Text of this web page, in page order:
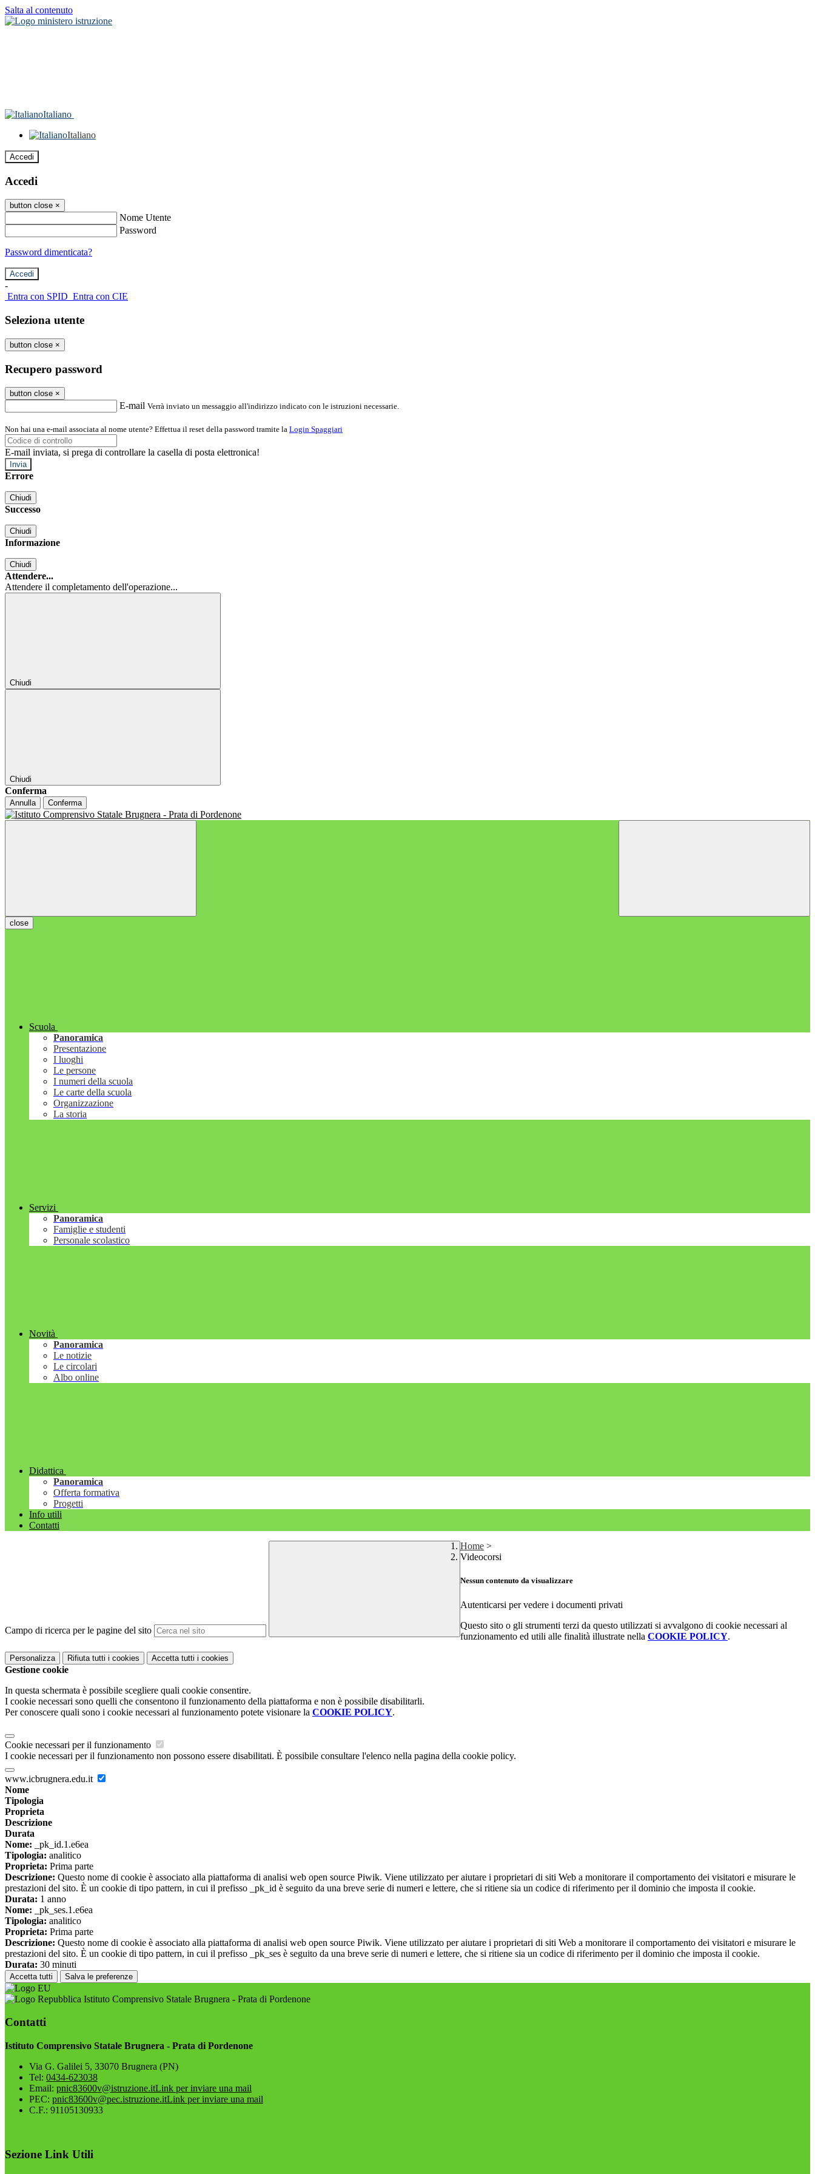
Salta al contenuto
Italiano
Italiano
Accedi
Accedi
button close ×
Nome Utente
Password
Password dimenticata?
-
Entra con SPID Entra con CIE
Seleziona utente
button close ×
Recupero password
button close ×
E-mail Verrà inviato un messaggio all'indirizzo indicato con le istruzioni necessarie.
Non hai una e-mail associata al nome utente? Effettua il reset della password tramite la Login Spaggiari
E-mail inviata, si prega di controllare la casella di posta elettronica!
Errore
Chiudi
Successo
Chiudi
Informazione
Chiudi
Attendere...
Attendere il completamento dell'operazione...
Chiudi
Chiudi
Conferma
Annulla Conferma
close
Scuola
Panoramica
Presentazione
I luoghi
Le persone
I numeri della scuola
Le carte della scuola
Organizzazione
La storia
Servizi
Panoramica
Famiglie e studenti
Personale scolastico
Novità
Panoramica
Le notizie
Le circolari
Albo online
Didattica
Panoramica
Offerta formativa
Progetti
Info utili
Contatti
Campo di ricerca per le pagine del sito
Home >
Videocorsi
Nessun contenuto da visualizzare
Autenticarsi per vedere i documenti privati
Questo sito o gli strumenti terzi da questo utilizzati si avvalgono di cookie necessari al
funzionamento ed utili alle finalità illustrate nella COOKIE POLICY.
Personalizza Rifiuta tutti i cookies Accetta tutti i cookies
Gestione cookie
In questa schermata è possibile scegliere quali cookie consentire.
I cookie necessari sono quelli che consentono il funzionamento della piattaforma e non è possibile disabilitarli.
Per conoscere quali sono i cookie necessari al funzionamento potete visionare la COOKIE POLICY.
Cookie necessari per il funzionamento
I cookie necessari per il funzionamento non possono essere disabilitati. È possibile consultare l'elenco nella pagina della cookie policy.
www.icbrugnera.edu.it
Nome
Tipologia
Proprieta
Descrizione
Durata
Nome: _pk_id.1.e6ea
Tipologia: analitico
Proprieta: Prima parte
Descrizione: Questo nome di cookie è associato alla piattaforma di analisi web open source Piwik. Viene utilizzato per aiutare i proprietari di siti Web a monitorare il comportamento dei visitatori e misurare le
prestazioni del sito. È un cookie di tipo pattern, in cui il prefisso _pk_id è seguito da una breve serie di numeri e lettere, che si ritiene sia un codice di riferimento per il dominio che imposta il cookie.
Durata: 1 anno
Nome: _pk_ses.1.e6ea
Tipologia: analitico
Proprieta: Prima parte
Descrizione: Questo nome di cookie è associato alla piattaforma di analisi web open source Piwik. Viene utilizzato per aiutare i proprietari di siti Web a monitorare il comportamento dei visitatori e misurare le
prestazioni del sito. È un cookie di tipo pattern, in cui il prefisso _pk_ses è seguito da una breve serie di numeri e lettere, che si ritiene sia un codice di riferimento per il dominio che imposta il cookie.
Durata: 30 minuti
Accetta tutti Salva le preferenze
Istituto Comprensivo Statale Brugnera - Prata di Pordenone
Contatti
Istituto Comprensivo Statale Brugnera - Prata di Pordenone
Via G. Galilei 5, 33070 Brugnera (PN)
Tel: 0434-623038
Email: pnic83600v@istruzione.itLink per inviare una mail
PEC: pnic83600v@pec.istruzione.itLink per inviare una mail
C.F.: 91105130933
Sezione Link Utili